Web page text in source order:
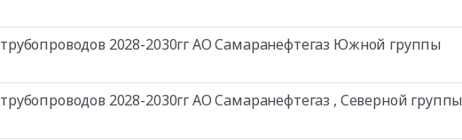
2028-2030гг АО Самаранефтегаз Южной группы
2028-2030гг АО Самаранефтегаз , Северной группы